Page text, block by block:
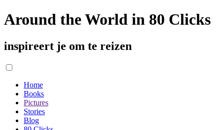
Around the World in 80 Clicks
inspireert je om te reizen
Home
Books
Pictures
Stories
Blog